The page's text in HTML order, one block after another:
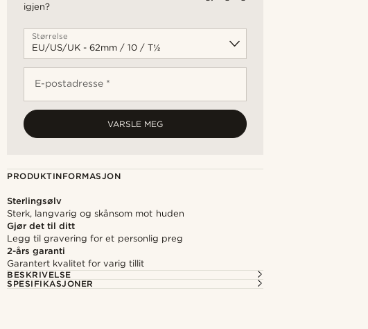
igjen?
Størrelse
E-postadresse *
VARSLE MEG
PRODUKTINFORMASJON
Sterlingsølv
Sterk, langvarig og skånsom mot huden
Gjør det til ditt
Legg til gravering for et personlig preg
2-års garanti
Garantert kvalitet for varig tillit
BESKRIVELSE
SPESIFIKASJONER